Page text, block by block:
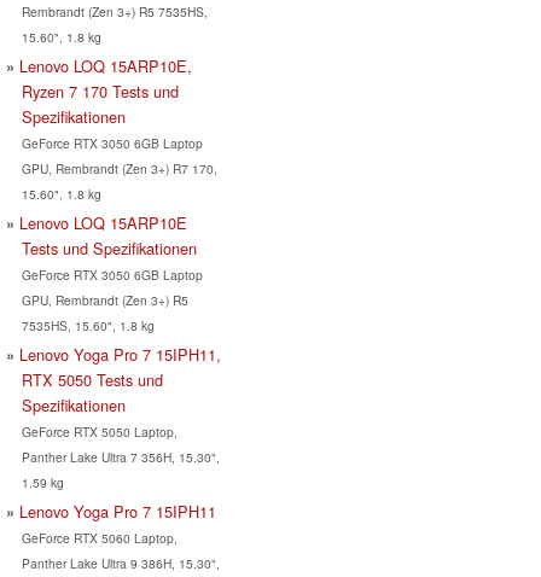
Rembrandt (Zen 3+) R5 7535HS,
15.60", 1.8 kg
Lenovo LOQ 15ARP10E,
Ryzen 7 170 Tests und
Spezifikationen
GeForce RTX 3050 6GB Laptop
GPU, Rembrandt (Zen 3+) R7 170,
15.60", 1.8 kg
Lenovo LOQ 15ARP10E
Tests und Spezifikationen
GeForce RTX 3050 6GB Laptop
GPU, Rembrandt (Zen 3+) R5
7535HS, 15.60", 1.8 kg
Lenovo Yoga Pro 7 15IPH11,
RTX 5050 Tests und
Spezifikationen
GeForce RTX 5050 Laptop,
Panther Lake Ultra 7 356H, 15.30",
1.59 kg
Lenovo Yoga Pro 7 15IPH11
GeForce RTX 5060 Laptop,
Panther Lake Ultra 9 386H, 15.30",